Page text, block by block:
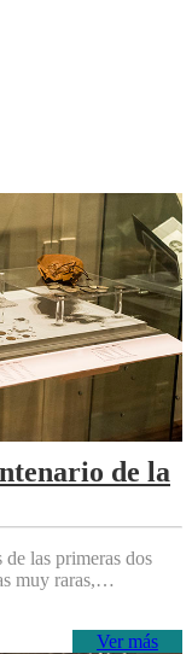
de la
de las primeras dos
muy raras,…
Ver más